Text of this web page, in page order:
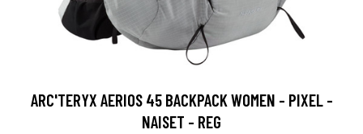
ARC'TERYX AERIOS 45 BACKPACK WOMEN - PIXEL -
NAISET - REG